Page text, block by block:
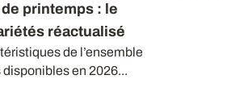
printemps : le
réactualisé
de l’ensemble
disponibles en 2026...